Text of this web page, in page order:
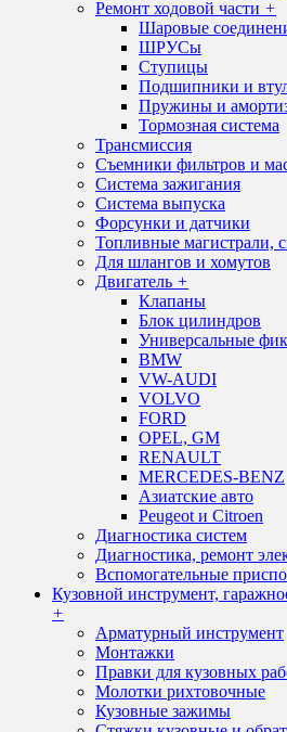
Ремонт ходовой части +
Шаровые
ШРУСы
Ступицы
Подшипники и
Пружины и
Тормозная система
Трансмиссия
Съемники фильтров и
Система зажигания
Система выпуска
Форсунки и датчики
Топливные магистрали,
Для шлангов и хомутов
Двигатель +
Клапаны
Блок цилиндров
Универсальные
BMW
VW-AUDI
VOLVO
FORD
OPEL, GM
RENAULT
MERCEDES-BENZ
Азиатские авто
Peugeot и Citroen
Диагностика систем
Диагностика, ремонт
Вспомогательные
Кузовной инструмент,
+
Арматурный инструмент
Монтажки
Правки для кузовных
Молотки рихтовочные
Кузовные зажимы